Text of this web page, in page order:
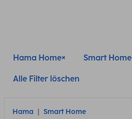
Hama Home Smart Home
Alle Filter löschen
Hama Smart Home